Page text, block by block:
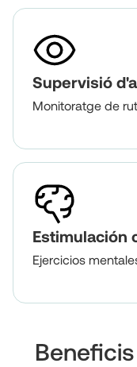
Supervisió
Monitoratge de
Estimulación
Ejercicios